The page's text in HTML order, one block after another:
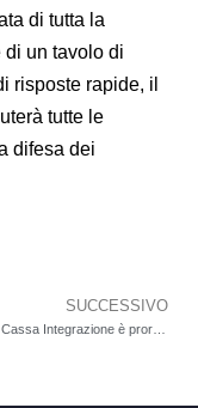
di tutta la
di un tavolo di
risposte rapide, il
tutte le
difesa dei
SUCCESSIVO
Allias Srl, la Cassa Integrazione è prorogata ma i lavoratori restano senza stipendio. Domani presidio davanti alla fabbrica